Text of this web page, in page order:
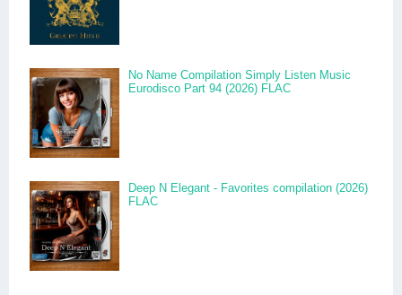
No Name Compilation Simply Listen Music
Eurodisco Part 94 (2026) FLAC
Deep N Elegant - Favorites compilation (2026)
FLAC